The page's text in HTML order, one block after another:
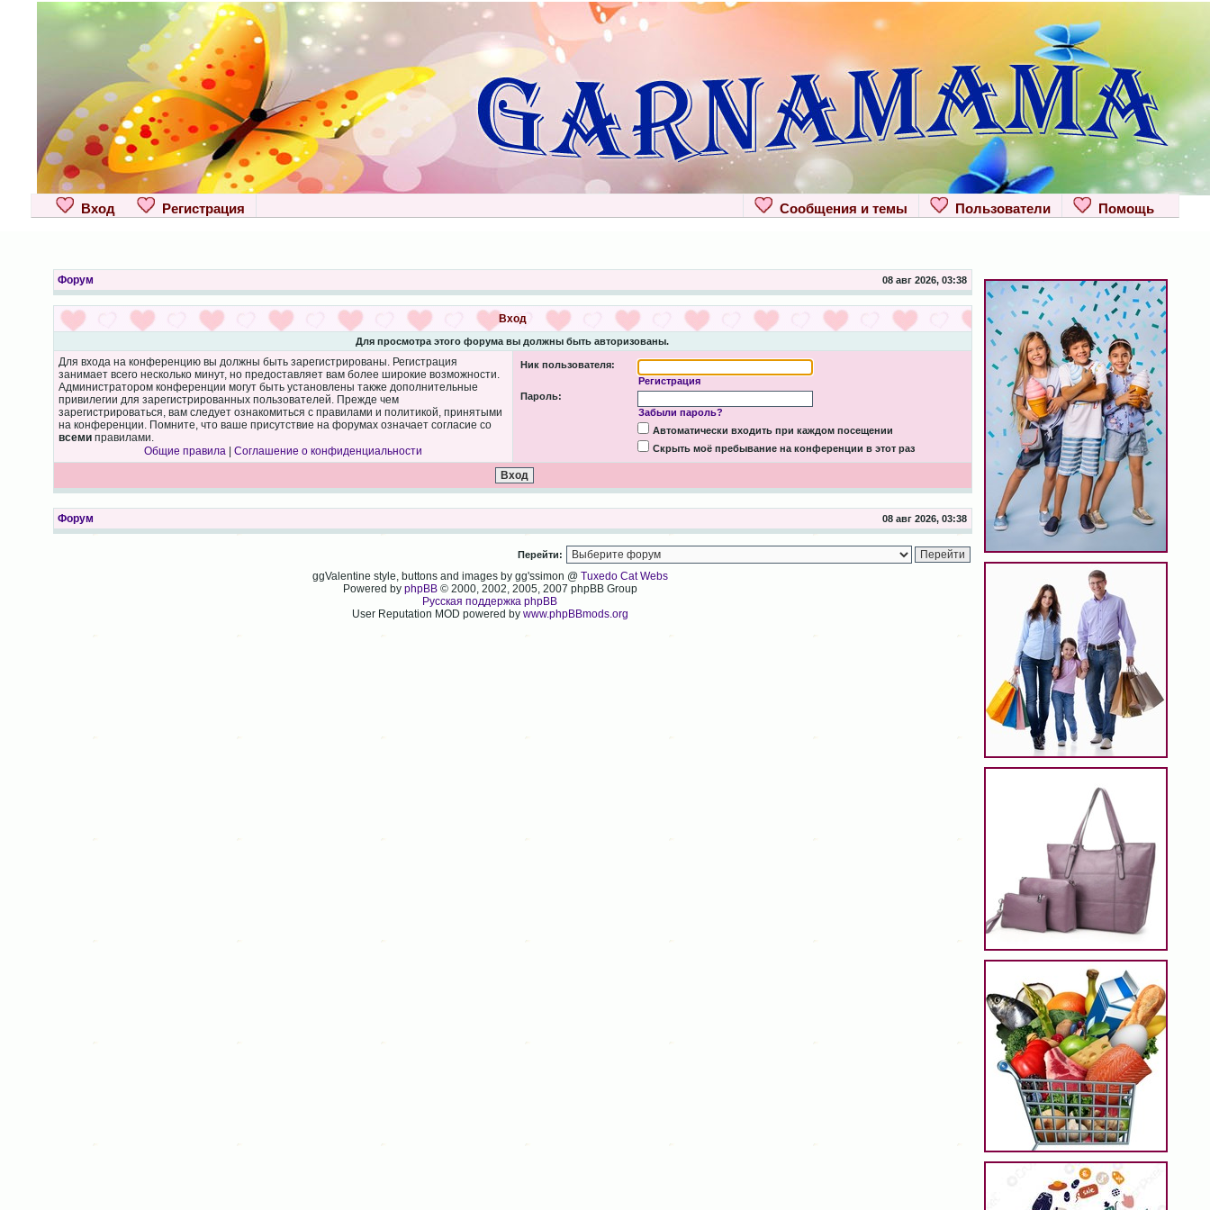
Вход Регистрация Помощь
Пользователи
Сообщения и темы
Форум 08 авг 2026, 03:38
Вход
Для просмотра этого форума вы должны быть авторизованы.
Для входа на конференцию вы должны быть зарегистрированы. Регистрация
занимает всего несколько минут, но предоставляет вам более широкие возможности.
Администратором конференции могут быть установлены также дополнительные
привилегии для зарегистрированных пользователей. Прежде чем
зарегистрироваться, вам следует ознакомиться с правилами и политикой, принятыми
на конференции. Помните, что ваше присутствие на форумах означает согласие со
всемиправилами.
Общие правила| Соглашение о конфиденциальности
Ник пользователя:
Регистрация
Пароль:
Забыли пароль?
Автоматически входить при каждом посещении
Скрыть моё пребывание на конференции в этот раз
Форум 08 авг 2026, 03:38
Перейти:
ggValentine style, buttons and images by gg'ssimon @ Tuxedo Cat Webs
Powered by phpBB© 2000, 2002, 2005, 2007 phpBB Group
Русская поддержка phpBB
User Reputation MOD powered by www.phpBBmods.org